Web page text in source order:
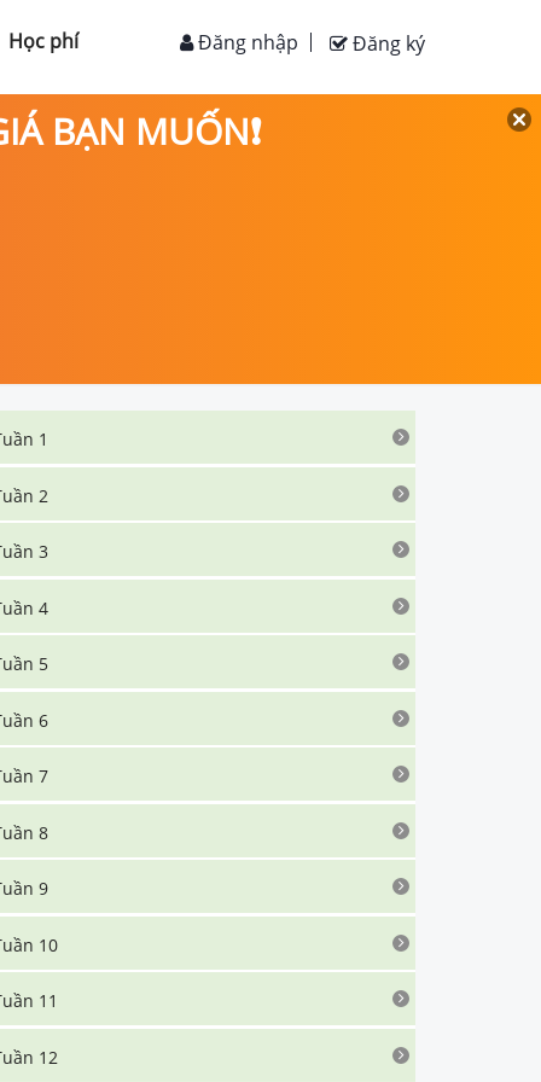
Học phí Đăng ký
Đăng nhập
BẠN MUỐN❗
1
2
3
4
5
6
7
8
9
10
11
12